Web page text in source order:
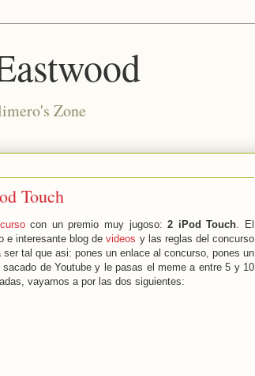
Zone
Touch
con un premio muy jugoso:2 iPod Touch. El
e interesante blog devideos y las reglas del concurso
tal que asi: pones un enlace al concurso, pones un
de Youtube y le pasas el meme a entre 5 y 10
vayamos a por las dos siguientes: